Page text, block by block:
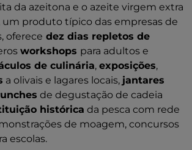
da azeitona e o azeite virgem extra
um produto típico das empresas de
oferece dez dias repletos de
workshops para adultos e
de culinária, exposições,
a olivais e lagares locais, jantares
de degustação de cadeia
histórica da pesca com rede
de moagem, concursos
escolas.